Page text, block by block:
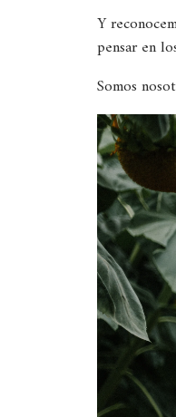
Y
pensar en
Somos